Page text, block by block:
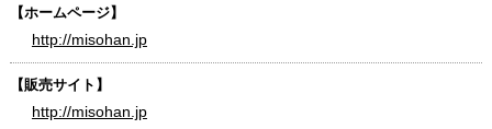
【ホームページ】
http://misohan.jp
【販売サイト】
http://misohan.jp